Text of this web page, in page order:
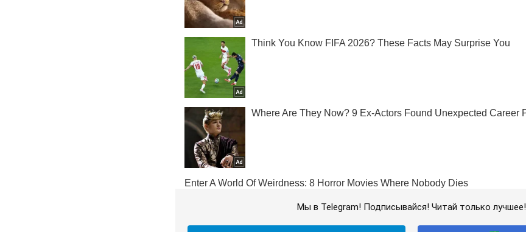
Мы в Telegram! Подписывайся! Читай только лучшее!